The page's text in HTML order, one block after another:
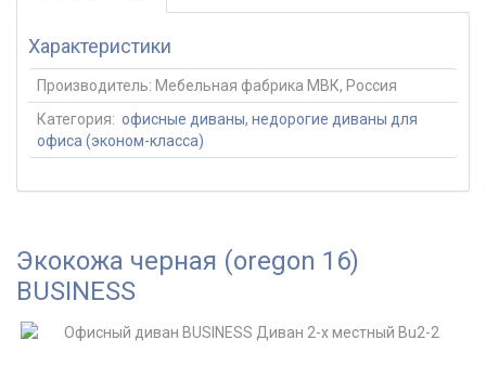
Характеристики
Производитель: Мебельная фабрика МВК, Россия
Категория: офисные диваны, недорогие диваны для
офиса (эконом-класса)
Экокожа черная (oregon 16)
BUSINESS